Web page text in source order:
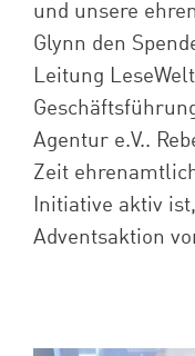
und unsere
Glynn den
Leitung
Agentur e.V..
Zeit
Initiative aktiv
Adventsaktion